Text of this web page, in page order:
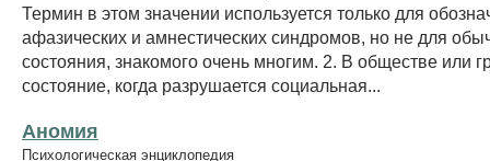
Термин в этом значении используется только для
афазических и амнестических синдромов, но не для
состояния, знакомого очень многим. 2. В обществе или
состояние, когда разрушается социальная...
Аномия
Психологическая энциклопедия